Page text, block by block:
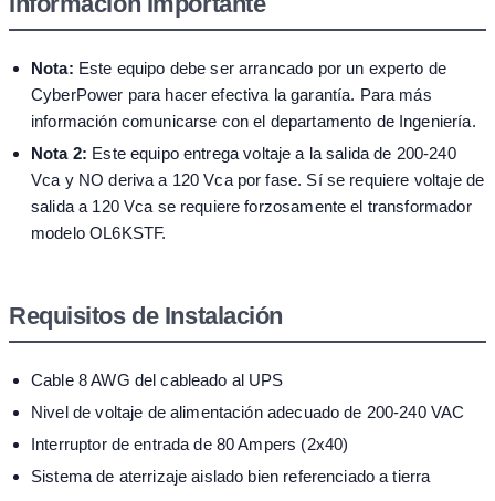
Nota: Este equipo debe ser arrancado por un experto de
CyberPower para hacer efectiva la garantía. Para más
información comunicarse con el departamento de Ingeniería.
Nota 2: Este equipo entrega voltaje a la salida de 200-240
Vca y NO deriva a 120 Vca por fase. Sí se requiere voltaje de
salida a 120 Vca se requiere forzosamente el transformador
modelo OL6KSTF.
Requisitos de Instalación
Cable 8 AWG del cableado al UPS
Nivel de voltaje de alimentación adecuado de 200-240 VAC
Interruptor de entrada de 80 Ampers (2x40)
Sistema de aterrizaje aislado bien referenciado a tierra